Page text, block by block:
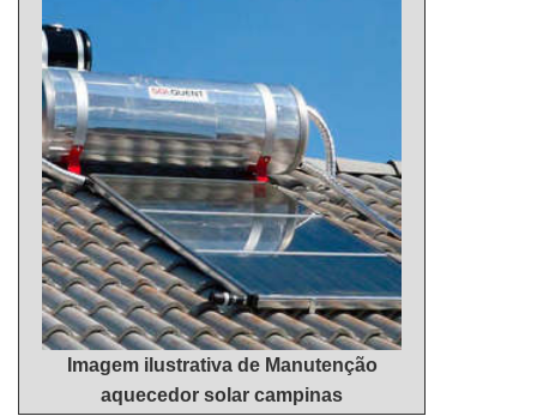
profissional técnico, especializado neste tipo ...
Imagem ilustrativa de Manutenção
aquecedor solar campinas